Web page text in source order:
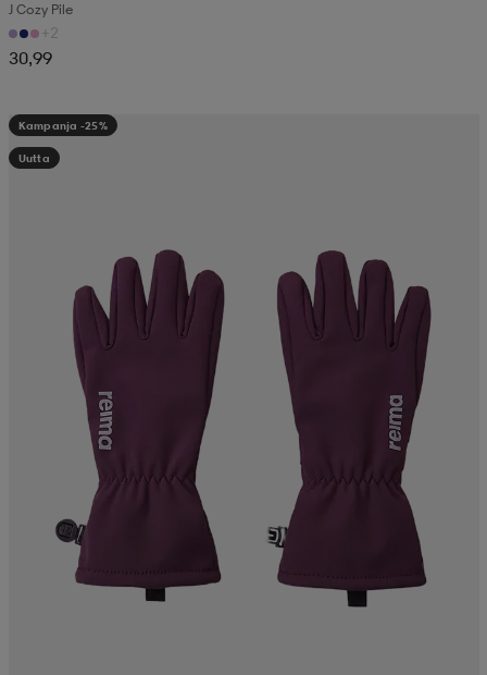
J Cozy Pile
+2
30,99
Kampanja -25%
Uutta